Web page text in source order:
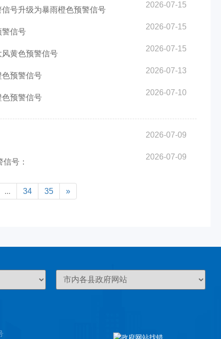
号升级为暴雨橙色预警信号
2026-07-15
警信号
2026-07-15
黄色预警信号
2026-07-15
色预警信号
2026-07-13
色预警信号
2026-07-10
2026-07-09
号：
2026-07-09
... 34 35 »